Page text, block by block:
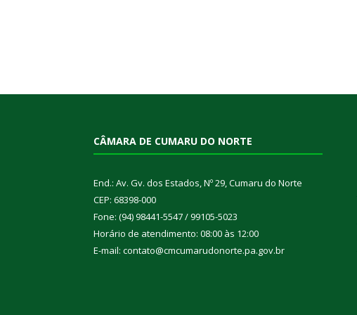
CÂMARA DE CUMARU DO NORTE
End.: Av. Gv. dos Estados, Nº 29, Cumaru do Norte
CEP: 68398-000
Fone: (94) 98441-5547 / 99105-5023
Horário de atendimento: 08:00 às 12:00
E-mail: contato@cmcumarudonorte.pa.gov.br